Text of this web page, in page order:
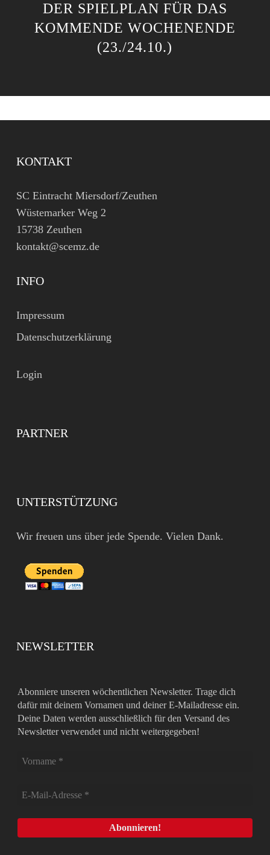
DER SPIELPLAN FÜR DAS
KOMMENDE WOCHENENDE
(23./24.10.)
KONTAKT
SC Eintracht Miersdorf/Zeuthen
Wüstemarker Weg 2
15738 Zeuthen
kontakt@scemz.de
INFO
Impressum
Datenschutzerklärung
Login
PARTNER
UNTERSTÜTZUNG
Wir freuen uns über jede Spende. Vielen Dank.
NEWSLETTER
Abonniere unseren wöchentlichen Newsletter. Trage dich
dafür mit deinem Vornamen und deiner E-Mailadresse ein.
Deine Daten werden ausschließlich für den Versand des
Newsletter verwendet und nicht weitergegeben!